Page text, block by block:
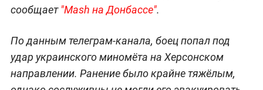
сообщает"Mash на Донбассе".
По данным телеграм-канала, боец попал под
удар украинского миномёта на Херсонском
направлении. Ранение было крайне тяжёлым,